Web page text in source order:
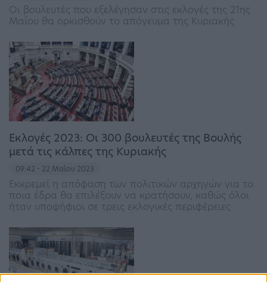
Οι βουλευτές που εξελέγησαν στις εκλογές της 21ης
Μαΐου θα ορκισθούν το απόγευμα της Κυριακής
Εκλογές 2023: Οι 300 βουλευτές της Βουλής
μετά τις κάλπες της Κυριακής
09:42 - 22 Μαΐου 2023
Εκκρεμεί η απόφαση των πολιτικών αρχηγών για το
ποια έδρα θα επιλέξουν να κρατήσουν, καθώς όλοι
ήταν υποψήφιοι σε τρεις εκλογικές περιφέρειες